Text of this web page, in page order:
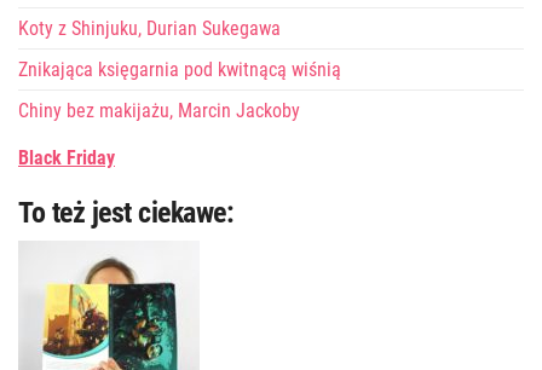
Koty z Shinjuku, Durian Sukegawa
Znikająca księgarnia pod kwitnącą wiśnią
Chiny bez makijażu, Marcin Jackoby
Black Friday
To też jest ciekawe: